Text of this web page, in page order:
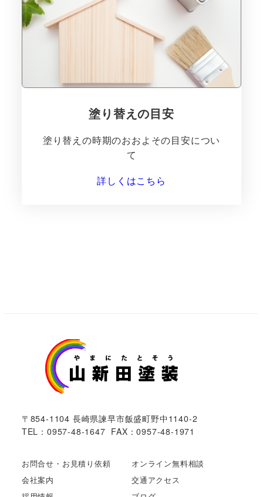
塗り替えの目安
塗り替えの時期のおおよその目安につい
て
詳しくはこちら
〒854-1104 長崎県諫早市飯盛町野中1140-2
TEL：0957-48-1647 FAX：0957-48-1971
お問合せ・お見積り依頼
オンライン無料相談
会社案内
交通アクセス